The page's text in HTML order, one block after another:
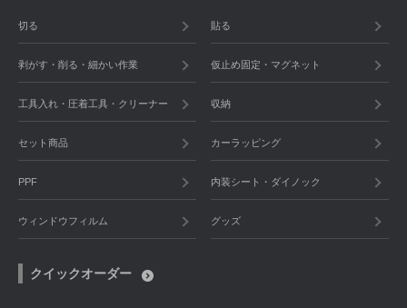
切る 貼る
剥がす・削る・細かい作業 仮止め固定・マグネット
工具入れ・圧着工具・クリーナー 収納
セット商品 カーラッピング
PPF 内装シート・ダイノック
ウィンドウフィルム グッズ
クイックオーダー